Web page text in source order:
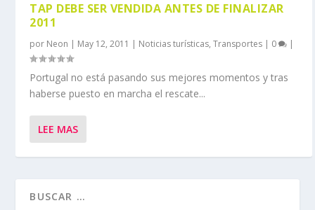
TAP DEBE SER VENDIDA ANTES DE FINALIZAR
2011
por Neon | May 12, 2011 | Noticias turísticas,Transportes | 0 |
Portugal no está pasando sus mejores momentos y tras
haberse puesto en marcha el rescate...
LEE MAS